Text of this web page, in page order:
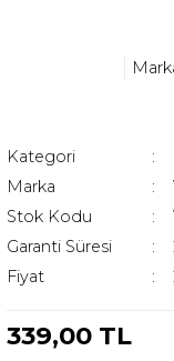
Kategori
Marka
Stok Kodu
Garanti Süresi
Fiyat
339,00 TL